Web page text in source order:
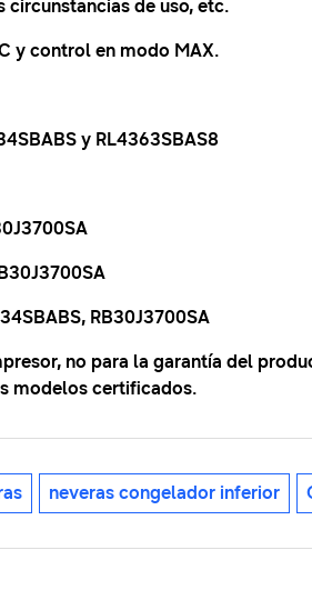
de uso, etc.
y control en modo MAX.
y RL4363SBAS8
RB30J3700SA
no para la garantía del
modelos certificados.
neveras congelador inferior